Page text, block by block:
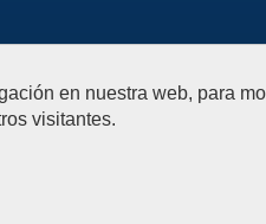
en nuestra web, para
visitantes.